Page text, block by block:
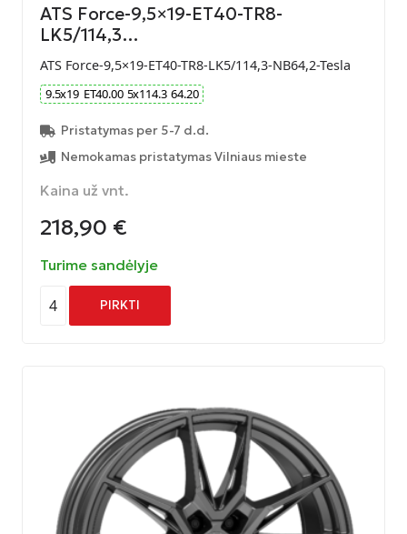
ATS Force-9,5×19-ET40-TR8-
LK5/114,3…
ATS Force-9,5×19-ET40-TR8-LK5/114,3-NB64,2-Tesla
9.5x19 ET40.00 5x114.3 64.20
Pristatymas per 5-7 d.d.
Nemokamas pristatymas Vilniaus mieste
Kaina už vnt.
218,90 €
Turime sandėlyje
4 PIRKTI